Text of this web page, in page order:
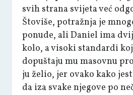
svih strana svijeta već
Štoviše, potražnja je
ponude, ali Daniel ima
kolo, a visoki standardi
dopuštaju mu masovnu
ju želio, jer ovako kako
da iza svake njegove po